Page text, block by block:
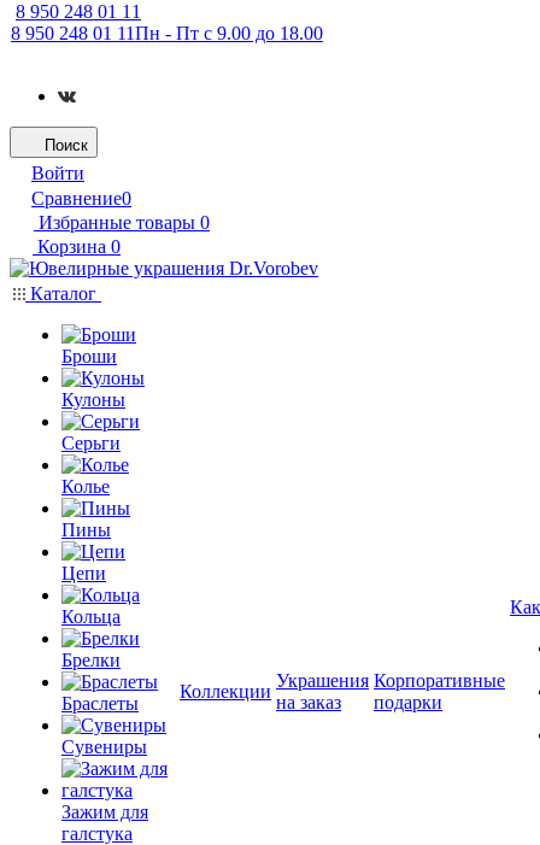
8 950 248 01 11
8 950 248 01 11Пн - Пт с 9.00 до 18.00
Поиск
Войти
Сравнение0
Избранные товары 0
Корзина 0
Каталог
Броши
Кулоны
Серьги
Колье
Пины
Цепи
Кольца
Брелки
Браслеты
Сувениры
Зажим для
галстука
Коллекции
Украшения
на заказ
Корпоративные
подарки